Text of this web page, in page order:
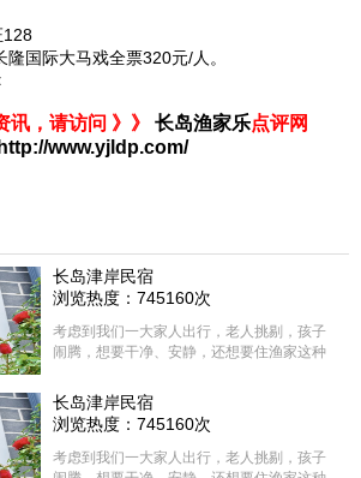
128
国际大马戏全票320元/人。
讯，请访问 》》 长岛渔家乐点评网
http://www.yjldp.com/
长岛津岸民宿
浏览热度：745160次
考虑到我们一大家人出行，老人挑剔，孩子
闹腾，想要干净、安静，还想要住渔家这种
选择津岸民宿，实际体验客房很干净，饭菜
方面家里老人也很满意，整体饭菜给搭配的
很好，每顿饭也不重样的，海鲜确实是非常
的新鲜呢，另外值得一提的是，他家的海菜
长岛津岸民宿
浏览热度：745160次
考虑到我们一大家人出行，老人挑剔，孩子